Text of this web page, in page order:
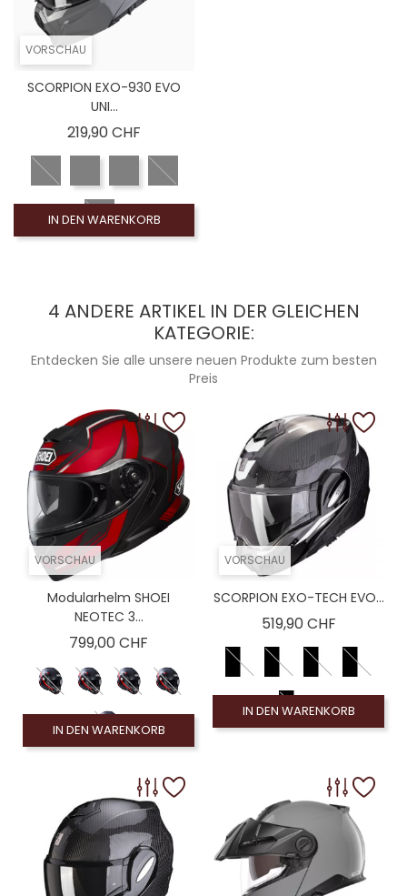
VORSCHAU
SCORPION EXO-930 EVO
UNI...
219,90 CHF
IN DEN WARENKORB
4 ANDERE ARTIKEL IN DER GLEICHEN
KATEGORIE:
Entdecken Sie alle unsere neuen Produkte zum besten
Preis
VORSCHAU
Modularhelm SHOEI
NEOTEC 3...
799,00 CHF
IN DEN WARENKORB
VORSCHAU
SCORPION EXO-TECH EVO...
519,90 CHFPreis
IN DEN WARENKORB